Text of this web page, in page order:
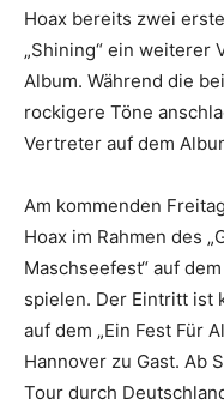
Hoax bereits zwei
„Shining“ ein weiterer
Album. Während die
rockigere Töne
Vertreter auf dem
Am kommenden
Hoax im Rahmen des
Maschseefest“ auf
spielen. Der Eintritt ist
auf dem „Ein Fest Für
Hannover zu Gast. Ab
Tour durch